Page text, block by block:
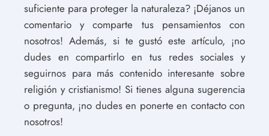
suficiente para proteger la naturaleza? ¡Déjanos un
comentario y comparte tus pensamientos con
nosotros! Además, si te gustó este artículo, ¡no
dudes en compartirlo en tus redes sociales y
seguirnos para más contenido interesante sobre
religión y cristianismo! Si tienes alguna sugerencia
o pregunta, ¡no dudes en ponerte en contacto con
nosotros!